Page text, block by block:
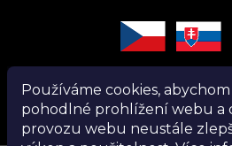
Používáme cookies,
pohodlné prohlížení webu a
provozu webu neustále